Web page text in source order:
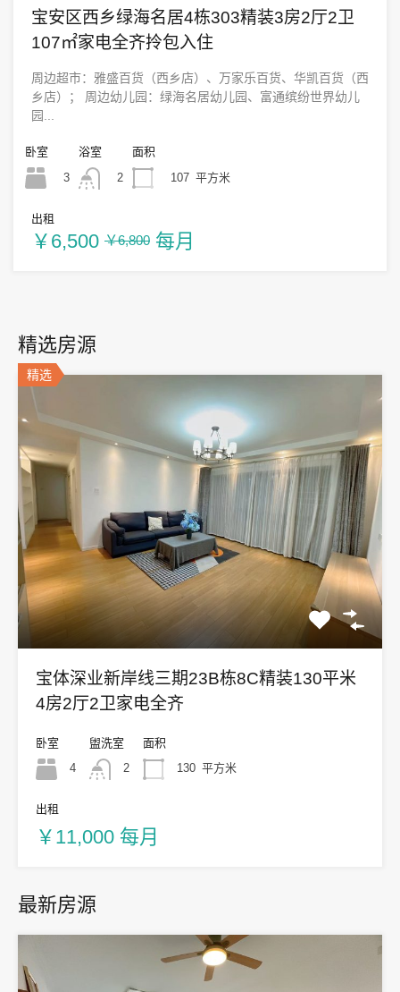
宝安区西乡绿海名居4栋303精装3房2厅2卫
107㎡家电全齐拎包入住
周边超市：雅盛百货（西乡店）、万家乐百货、华凯百货（西
乡店）； 周边幼儿园：绿海名居幼儿园、富通缤纷世界幼儿
园...
卧室
3
浴室
2
面积
107 平方米
出租
￥6,500 ￥6,800 每月
精选房源
精选
宝体深业新岸线三期23B栋8C精装130平米
4房2厅2卫家电全齐
卧室
4
盥洗室
2
面积
130 平方米
出租
￥11,000 每月
最新房源